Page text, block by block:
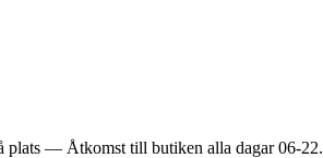
plats — Åtkomst till butiken alla dagar 06-22.